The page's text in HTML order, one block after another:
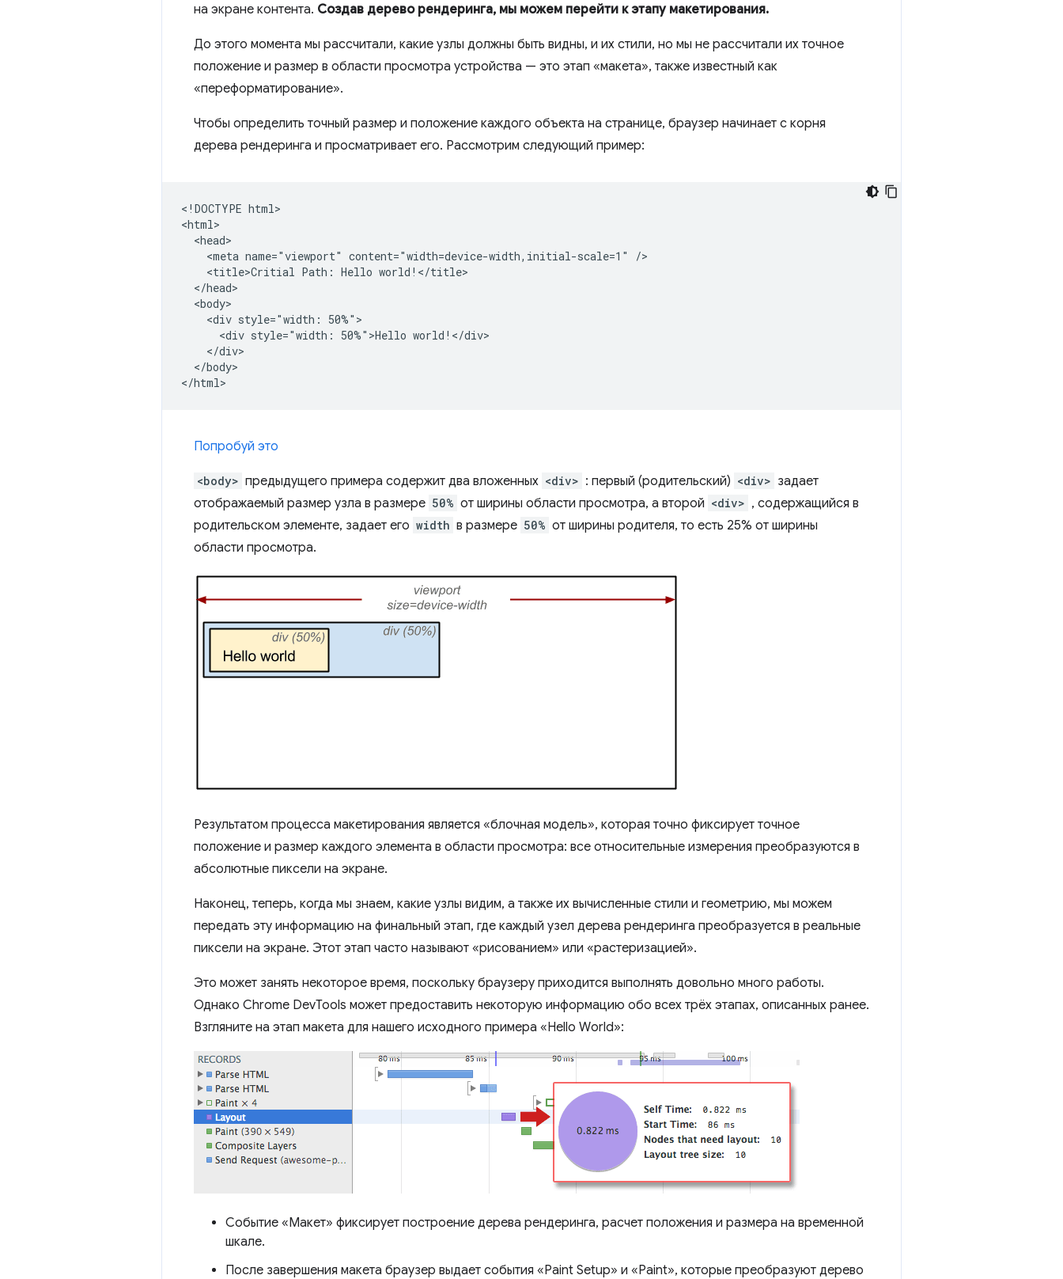
на экране контента. Создав дерево рендеринга, мы можем перейти к этапу макетирования.
До этого момента мы рассчитали, какие узлы должны быть видны, и их стили, но мы не рассчитали их точное
положение и размер в области просмотра устройства — это этап «макета», также известный как
«переформатирование».
Чтобы определить точный размер и положение каждого объекта на странице, браузер начинает с корня
дерева рендеринга и просматривает его. Рассмотрим следующий пример:
<!DOCTYPE html>
<html>
  <head>
    <meta name="viewport" content="width=device-width,initial-scale=1" />
    <title>Critial Path: Hello world!</title>
  </head>
  <body>
    <div style="width: 50%">
      <div style="width: 50%">Hello world!</div>
    </div>
  </body>
Попробуй это
<body> предыдущего примера содержит два вложенных <div> : первый (родительский) <div> задает
отображаемый размер узла в размере 50% от ширины области просмотра, а второй <div> , содержащийся в
родительском элементе, задает его width в размере 50% от ширины родителя, то есть 25% от ширины
области просмотра.
Результатом процесса макетирования является «блочная модель», которая точно фиксирует точное
положение и размер каждого элемента в области просмотра: все относительные измерения преобразуются в
абсолютные пиксели на экране.
Наконец, теперь, когда мы знаем, какие узлы видим, а также их вычисленные стили и геометрию, мы можем
передать эту информацию на финальный этап, где каждый узел дерева рендеринга преобразуется в реальные
пиксели на экране. Этот этап часто называют «рисованием» или «растеризацией».
Это может занять некоторое время, поскольку браузеру приходится выполнять довольно много работы.
Однако Chrome DevTools может предоставить некоторую информацию обо всех трёх этапах, описанных ранее.
Взгляните на этап макета для нашего исходного примера «Hello World»:
Событие «Макет» фиксирует построение дерева рендеринга, расчет положения и размера на временной
шкале.
После завершения макета браузер выдает события «Paint Setup» и «Paint», которые преобразуют дерево